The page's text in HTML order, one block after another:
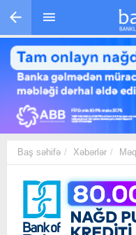
Skip to main content
Baş səhifə Xəbərlər